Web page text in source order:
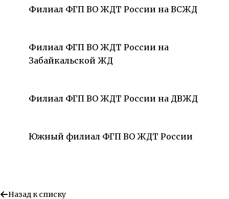
Филиал ФГП ВО ЖДТ России на ВСЖД
Филиал ФГП ВО ЖДТ России на
Забайкальской ЖД
Филиал ФГП ВО ЖДТ России на ДВЖД
Южный филиал ФГП ВО ЖДТ России
Назад к списку